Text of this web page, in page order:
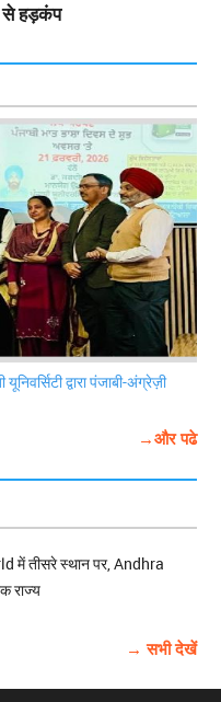
से हड़कंप
द्वारा पंजाबी-अंग्रेज़ी
→और पढे
में तीसरे स्थान पर, Andhra
राज्य
→ सभी देखें